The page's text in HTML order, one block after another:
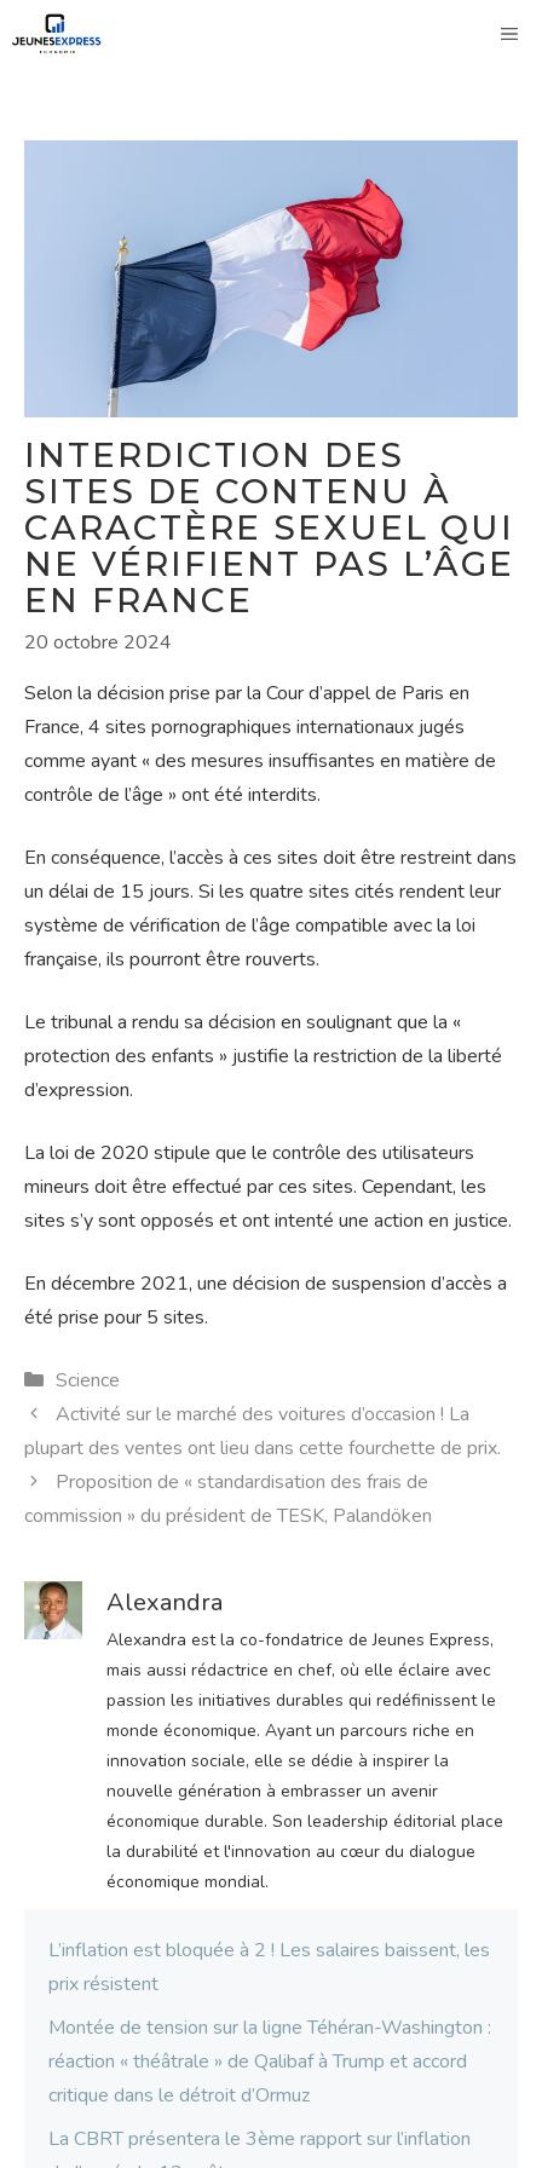
au
INTERDICTION DES
SITES DE CONTENU À
CARACTÈRE SEXUEL QUI
NE VÉRIFIENT PAS L’ÂGE
EN FRANCE
20 octobre 2024
Selon la décision prise par la Cour d’appel de Paris en
France, 4 sites pornographiques internationaux jugés
comme ayant « des mesures insuffisantes en matière de
contrôle de l’âge » ont été interdits.
En conséquence, l’accès à ces sites doit être restreint dans
un délai de 15 jours. Si les quatre sites cités rendent leur
système de vérification de l’âge compatible avec la loi
française, ils pourront être rouverts.
Le tribunal a rendu sa décision en soulignant que la «
protection des enfants » justifie la restriction de la liberté
d’expression.
La loi de 2020 stipule que le contrôle des utilisateurs
mineurs doit être effectué par ces sites. Cependant, les
sites s’y sont opposés et ont intenté une action en justice.
En décembre 2021, une décision de suspension d’accès a
été prise pour 5 sites.
Catégories
Science
Activité sur le marché des voitures d’occasion ! La
plupart des ventes ont lieu dans cette fourchette de prix.
Proposition de « standardisation des frais de
commission » du président de TESK, Palandöken
Alexandra
Alexandra est la co-fondatrice de Jeunes Express,
mais aussi rédactrice en chef, où elle éclaire avec
passion les initiatives durables qui redéfinissent le
monde économique. Ayant un parcours riche en
innovation sociale, elle se dédie à inspirer la
nouvelle génération à embrasser un avenir
économique durable. Son leadership éditorial place
la durabilité et l'innovation au cœur du dialogue
économique mondial.
L’inflation est bloquée à 2 ! Les salaires baissent, les
prix résistent
Montée de tension sur la ligne Téhéran-Washington :
réaction « théâtrale » de Qalibaf à Trump et accord
critique dans le détroit d’Ormuz
La CBRT présentera le 3ème rapport sur l’inflation